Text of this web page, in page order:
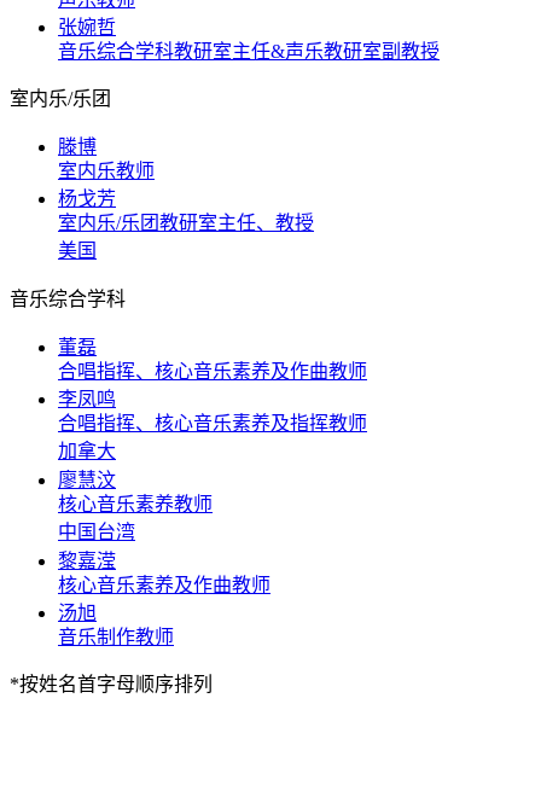
张婉哲
音乐综合学科教研室主任&声乐教研室副教授
室内乐/乐团
滕博
室内乐教师
杨戈芳
室内乐/乐团教研室主任、教授
美国
音乐综合学科
董磊
合唱指挥、核心音乐素养及作曲教师
李凤鸣
合唱指挥、核心音乐素养及指挥教师
加拿大
廖慧汶
核心音乐素养教师
中国台湾
黎嘉滢
核心音乐素养及作曲教师
汤旭
音乐制作教师
*按姓名首字母顺序排列